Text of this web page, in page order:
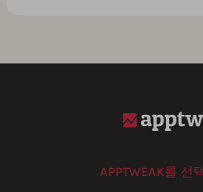
APPTWEAK를 선